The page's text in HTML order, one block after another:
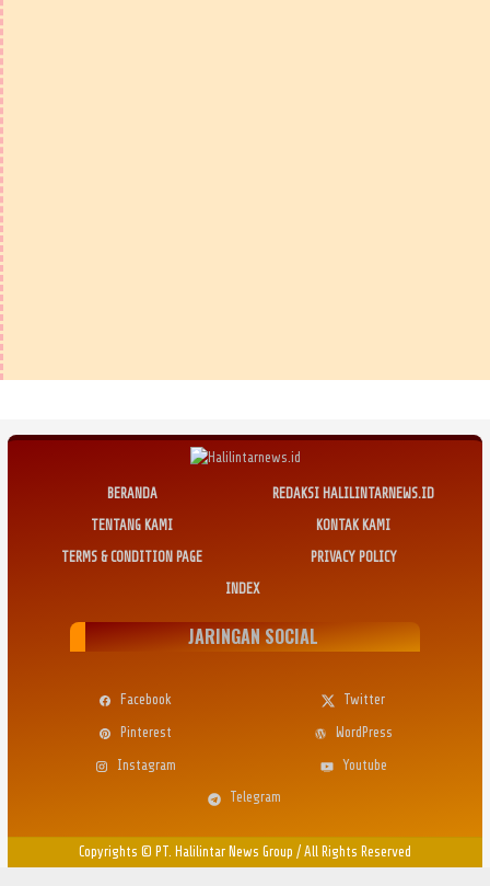
BERANDA
REDAKSI HALILINTARNEWS.ID
TENTANG KAMI
KONTAK KAMI
TERMS & CONDITION PAGE
PRIVACY POLICY
INDEX
JARINGAN SOCIAL
Facebook
Twitter
Pinterest
WordPress
Instagram
Youtube
Telegram
Copyrights © PT. Halilintar News Group / All Rights Reserved